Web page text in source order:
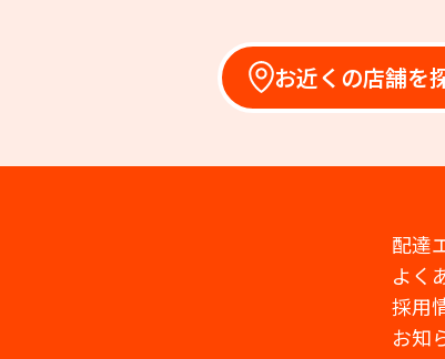
お近くの店舗を
配達
よく
採用
お知